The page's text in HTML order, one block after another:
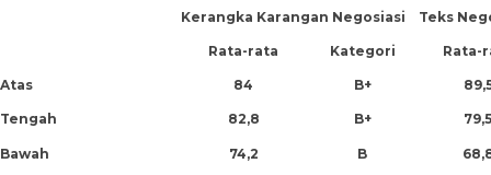
Kerangka Karangan Negosiasi Teks
Rata-rata Kategori Rata-
Atas 84 B+
Tengah 82,8 B+ 79,5
Bawah 74,2 B